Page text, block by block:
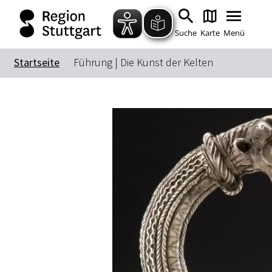
Suche Karte Menü
Startseite Führung | Die Kunst der Kelten